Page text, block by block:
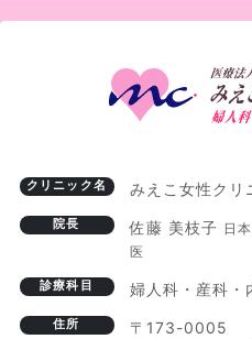
クリニック名 みえこ女性クリ
院長 佐藤 美枝子 日
医
診療科目 婦人科・産科・
住所
〒173-0005